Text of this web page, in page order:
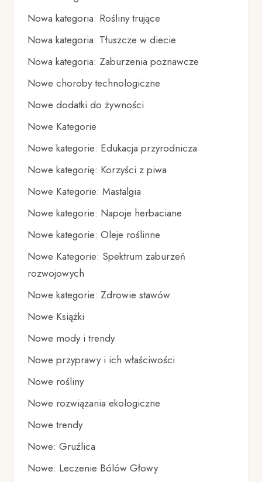
Nowa kategoria: Rośliny trujące
Nowa kategoria: Tłuszcze w diecie
Nowa kategoria: Zaburzenia poznawcze
Nowe choroby technologiczne
Nowe dodatki do żywności
Nowe Kategorie
Nowe kategorie: Edukacja przyrodnicza
Nowe kategorię: Korzyści z piwa
Nowe Kategorie: Mastalgia
Nowe kategorie: Napoje herbaciane
Nowe kategorie: Oleje roślinne
Nowe Kategorie: Spektrum zaburzeń
rozwojowych
Nowe kategorie: Zdrowie stawów
Nowe Książki
Nowe mody i trendy
Nowe przyprawy i ich właściwości
Nowe rośliny
Nowe rozwiązania ekologiczne
Nowe trendy
Nowe: Gruźlica
Nowe: Leczenie Bólów Głowy